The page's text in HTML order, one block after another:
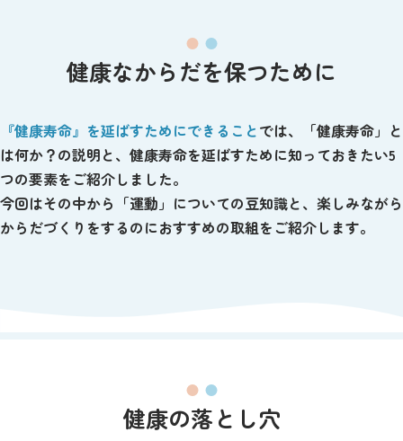
健康なからだを保つために
『健康寿命』を延ばすためにできることでは、「健康寿命」と
は何か？の説明と、健康寿命を延ばすために知っておきたい5
つの要素をご紹介しました。
今回はその中から「運動」についての豆知識と、楽しみながら
からだづくりをするのにおすすめの取組をご紹介します。
健康の落とし穴